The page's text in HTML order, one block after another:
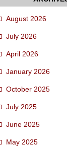
August 2026
July 2026
April 2026
January 2026
October 2025
July 2025
June 2025
May 2025